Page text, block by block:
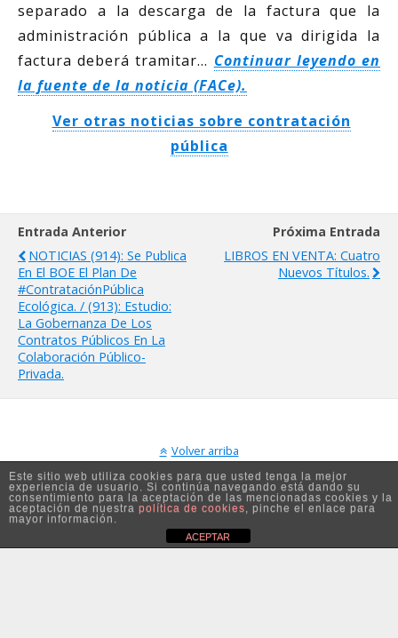
separado a la descarga de la factura que la
administración pública a la que va dirigida la
factura deberá tramitar… Continuar leyendo en
la fuente de la noticia (FACe).
Ver otras noticias sobre contratación
pública
Entrada Anterior
NOTICIAS (914): Se Publica
En El BOE El Plan De
#ContrataciónPública
Ecológica. / (913): Estudio:
La Gobernanza De Los
Contratos Públicos En La
Colaboración Público-
Privada.
Próxima Entrada
LIBROS EN VENTA: Cuatro
Nuevos Títulos.
Volver arriba
Móvil Escritorio
Este sitio web utiliza cookies para que usted tenga la mejor
experiencia de usuario. Si continúa navegando está dando su
consentimiento para la aceptación de las mencionadas cookies y la
aceptación de nuestra política de cookies, pinche el enlace para
mayor información.
ACEPTAR